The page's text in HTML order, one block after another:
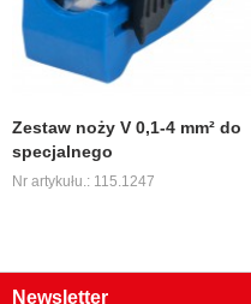
Zestaw noży V 0,1-4 mm² do
specjalnego
Nr artykułu.: 115.1247
Newsletter